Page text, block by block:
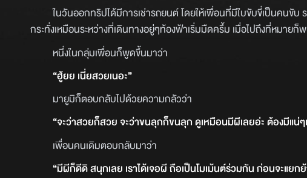
ในวันออกทริปได้มีการเช่ารถยนต์ โดยให้เพื่อนที่มีใบขับขี่เป็นคนขับ
กระทั่งเหมือนระหว่างที่เดินทางอยู่ๆท้องฟ้าเริ่มมืดครึ้ม เมื่อไปถึงที่หมา
หนึ่งในกลุ่มเพื่อนก็พูดขึ้นมาว่า
“ฮู้ยย เนี่ยสวยเนอะ”
มายูมิก็ตอบกลับไปด้วยความกลัวว่า
“จะว่าสวยก็สวย จะว่าขนลุกก็ขนลุก ดูเหมือนมีผีเลยอ่ะ ต้องมีแน่ๆ
เพื่อนคนเดิมตอบกลับมาว่า
“มีผีก็ดีดิ สนุกเลย เราได้เจอผี ถือเป็นโมเม้นต์ร่วมกัน ก่อนจะแยกย้